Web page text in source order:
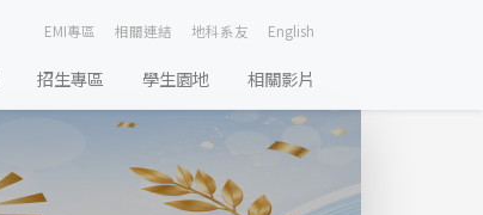
EMI專區 相關連結 地科系友 English
招生專區 學生園地 相關影片